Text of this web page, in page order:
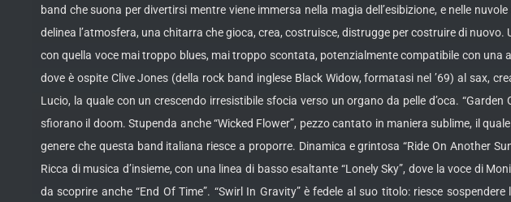
band che suona per divertirsi mentre viene immersa nella magia dell’esibizione, e nelle
delinea l’atmosfera, una chitarra che gioca, crea, costruisce, distrugge per costruire di
con quella voce mai troppo blues, mai troppo scontata, potenzialmente compatibile con una
dove è ospite Clive Jones (della rock band inglese Black Widow, formatasi nel ’69) al sax,
Lucio, la quale con un crescendo irresistibile sfocia verso un organo da pelle d’oca.
sfiorano il doom. Stupenda anche “Wicked Flower”, pezzo cantato in maniera sublime, il
genere che questa band italiana riesce a proporre. Dinamica e grintosa “Ride On Another
Ricca di musica d’insieme, con una linea di basso esaltante “Lonely Sky”, dove la voce di
da scoprire anche “End Of Time”. “Swirl In Gravity” è fedele al suo titolo: riesce